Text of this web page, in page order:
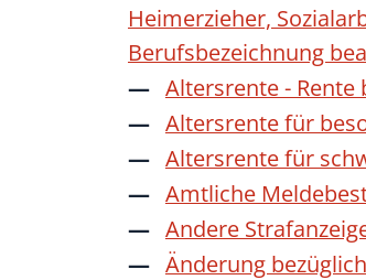
Heimerzieher,
Berufsbezeichnung
Altersrente -
Altersrente für
Altersrente für
Amtliche
Andere
Änderung